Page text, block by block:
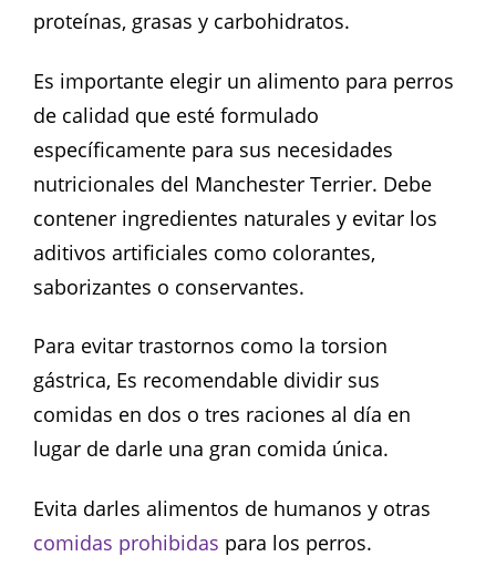
proteínas, grasas y carbohidratos.
Es importante elegir un alimento para perros
de calidad que esté formulado
específicamente para sus necesidades
nutricionales del Manchester Terrier. Debe
contener ingredientes naturales y evitar los
aditivos artificiales como colorantes,
saborizantes o conservantes.
Para evitar trastornos como la torsion
gástrica, Es recomendable dividir sus
comidas en dos o tres raciones al día en
lugar de darle una gran comida única.
Evita darles alimentos de humanos y otras
comidas prohibidas para los perros.